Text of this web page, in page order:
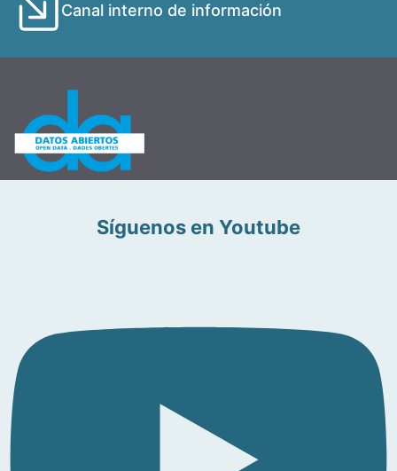
Canal interno de información
Síguenos en Youtube